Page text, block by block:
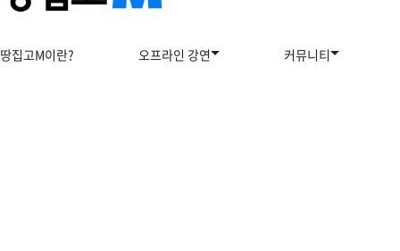
땅집고M이란? 오프라인 강연 커뮤니티